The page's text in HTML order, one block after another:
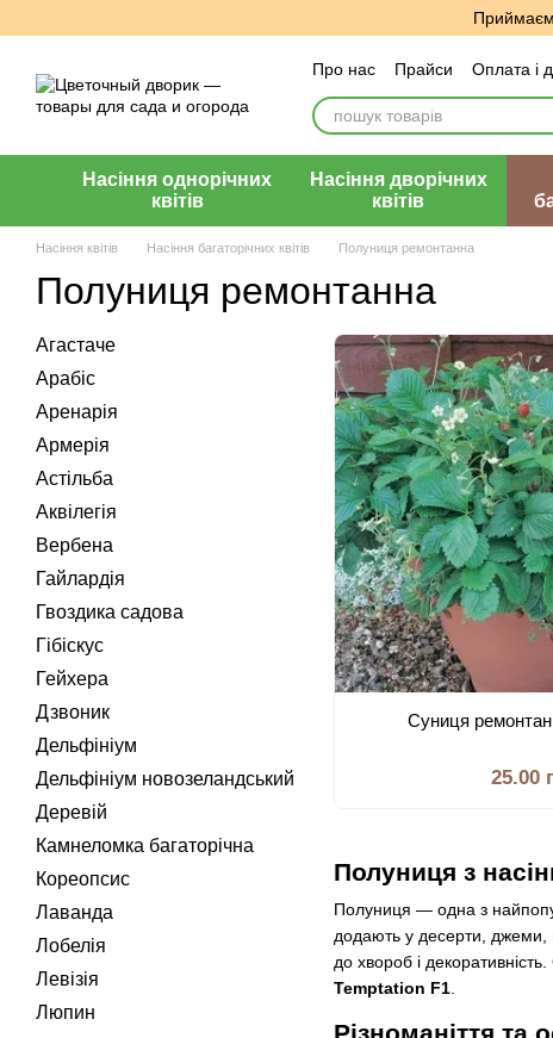
Про нас Прайси Оплата і
Угода користувача
Насіння однорічних
квітів
Насіння дворічних
квітів
Насіння квітів Насіння багаторічних квітів Полуниця ремонтанна
Полуниця ремонтанна
Полуниця з
Полуниця — одна з
додають у десерти, джеми,
до хвороб і
Temptation F1
Суниця
25.00
Агастаче
Арабіс
Аренарія
Армерія
Астільба
Аквілегія
Вербена
Гайлардія
Гвоздика садова
Гібіскус
Гейхера
Дзвоник
Дельфініум
Дельфініум новозеландський
Деревій
Камнеломка багаторічна
Кореопсис
Лаванда
Лобелія
Левізія
Люпин